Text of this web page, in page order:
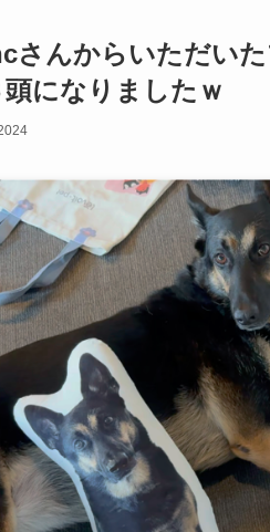
さんからいただい
になりましたｗ